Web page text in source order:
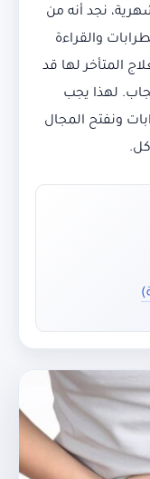
نجد أنه من
والقراءة
المتأخر لها قد
لهذا يجب
ونفتح المجال